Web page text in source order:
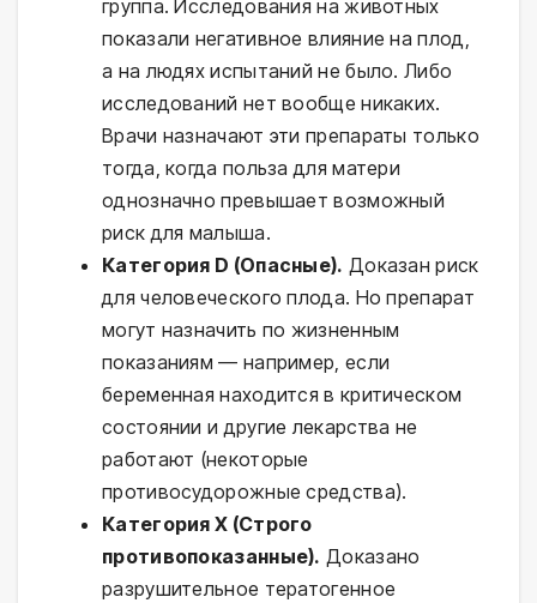
группа. Исследования на животных
показали негативное влияние на плод,
а на людях испытаний не было. Либо
исследований нет вообще никаких.
Врачи назначают эти препараты только
тогда, когда польза для матери
однозначно превышает возможный
риск для малыша.
Категория D (Опасные). Доказан риск
для человеческого плода. Но препарат
могут назначить по жизненным
показаниям — например, если
беременная находится в критическом
состоянии и другие лекарства не
работают (некоторые
противосудорожные средства).
Категория X (Строго
противопоказанные). Доказано
разрушительное тератогенное